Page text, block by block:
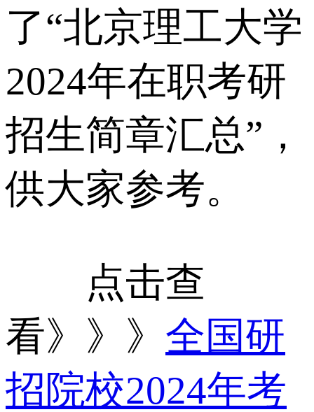
了“北京理工大学
2024年在职考研
招生简章汇总”，
供大家参考。
点击查
看》》》 全国研
招院校2024年考